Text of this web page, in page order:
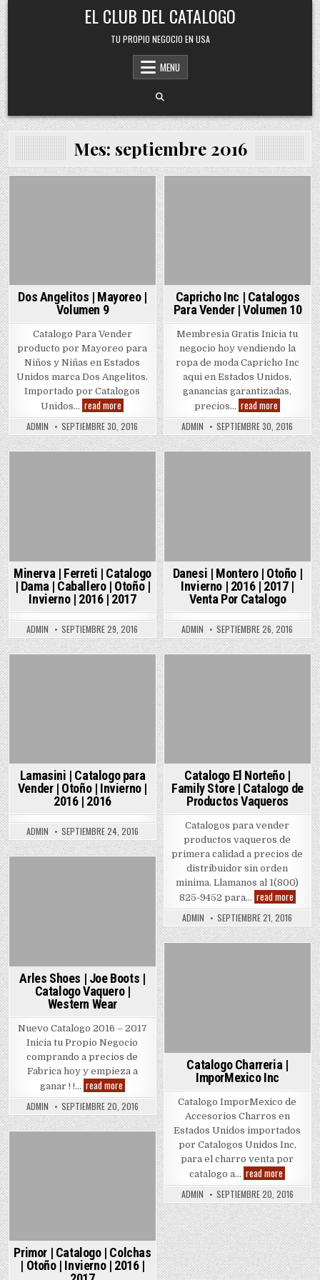
Skip
to
content
EL CLUB DEL CATALOGO
TU PROPIO NEGOCIO EN USA
MENU
Mes: septiembre 2016
Dos Angelitos | Mayoreo |
Volumen 9
Catalogo Para Vender
producto por Mayoreo para
Niños y Niñas en Estados
Unidos marca Dos Angelitos.
Importado por Catalogos
Unidos… read more
Angelitos
|
Mayoreo
|
Volumen
ADMIN SEPTIEMBRE 30, 2016
Capricho Inc | Catalogos
Para Vender | Volumen 10
Membresia Gratis Inicia tu
negocio hoy vendiendo la
ropa de moda Capricho Inc
aqui en Estados Unidos,
ganancias garantizadas,
precios… read more
Inc
|
Catalogos
Para
Vender
ADMIN SEPTIEMBRE 30, 2016
Minerva | Ferreti | Catalogo
| Dama | Caballero | Otoño |
Invierno | 2016 | 2017
ADMIN SEPTIEMBRE 29, 2016
Danesi | Montero | Otoño |
Invierno | 2016 | 2017 |
Venta Por Catalogo
ADMIN SEPTIEMBRE 26, 2016
Lamasini | Catalogo para
Vender | Otoño | Invierno |
2016 | 2016
ADMIN SEPTIEMBRE 24, 2016
Catalogo El Norteño |
Family Store | Catalogo de
Productos Vaqueros
Catalogos para vender
productos vaqueros de
primera calidad a precios de
distribuidor sin orden
minima. Llamanos al 1(800)
825-9452 para… read more
El
|
Family
Store
ADMIN SEPTIEMBRE 21, 2016
Arles Shoes | Joe Boots |
Catalogo Vaquero |
Western Wear
Nuevo Catalogo 2016 – 2017
Inicia tu Propio Negocio
comprando a precios de
Fabrica hoy y empieza a
ganar ! !… read moreArles
Shoes
|
Joe
Boots
|
ADMIN SEPTIEMBRE 20, 2016
Catalogo Charreria |
ImporMexico Inc
Catalogo ImporMexico de
Accesorios Charros en
Estados Unidos importados
por Catalogos Unidos Inc,
para el charro venta por
catalogo a… read more Catalogo
Charreria
|
Inc
ADMIN SEPTIEMBRE 20, 2016
Primor | Catalogo | Colchas
| Otoño | Invierno | 2016 |